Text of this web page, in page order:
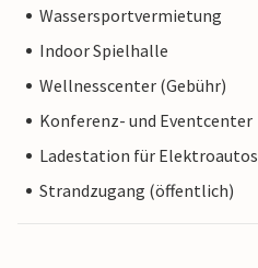
Wassersportvermietung
Indoor Spielhalle
Wellnesscenter (Gebühr)
Konferenz- und Eventcenter
Ladestation für Elektroautos
Strandzugang (öffentlich)